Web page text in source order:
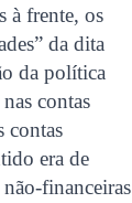
à frente, os
da dita
da política
contas
contas
era de
financeiras